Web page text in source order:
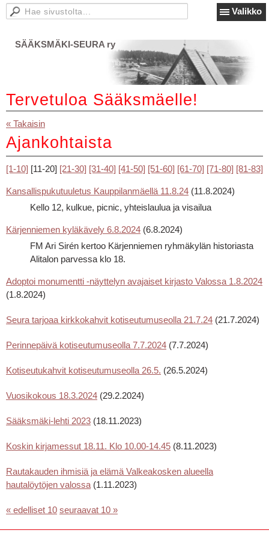
Valikko
SÄÄKSMÄKI-SEURA ry
Tervetuloa Sääksmäelle!
« Takaisin
Ajankohtaista
[1-10] [11-20] [21-30] [31-40] [41-50] [51-60] [61-70] [71-80] [81-83]
Kansallispukutuuletus Kauppilanmäellä 11.8.24 (11.8.2024)
Kello 12, kulkue, picnic, yhteislaulua ja visailua
Kärjenniemen kyläkävely 6.8.2024 (6.8.2024)
FM Ari Sirén kertoo Kärjenniemen ryhmäkylän historiasta
Alitalon parvessa klo 18.
Adoptoi monumentti -näyttelyn avajaiset kirjasto Valossa 1.8.2024
(1.8.2024)
Seura tarjoaa kirkkokahvit kotiseutumuseolla 21.7.24 (21.7.2024)
Perinnepäivä kotiseutumuseolla 7.7.2024 (7.7.2024)
Kotiseutukahvit kotiseutumuseolla 26.5. (26.5.2024)
Vuosikokous 18.3.2024 (29.2.2024)
Sääksmäki-lehti 2023 (18.11.2023)
Koskin kirjamessut 18.11. Klo 10.00-14.45 (8.11.2023)
Rautakauden ihmisiä ja elämä Valkeakosken alueella
hautalöytöjen valossa (1.11.2023)
« edelliset 10 seuraavat 10 »